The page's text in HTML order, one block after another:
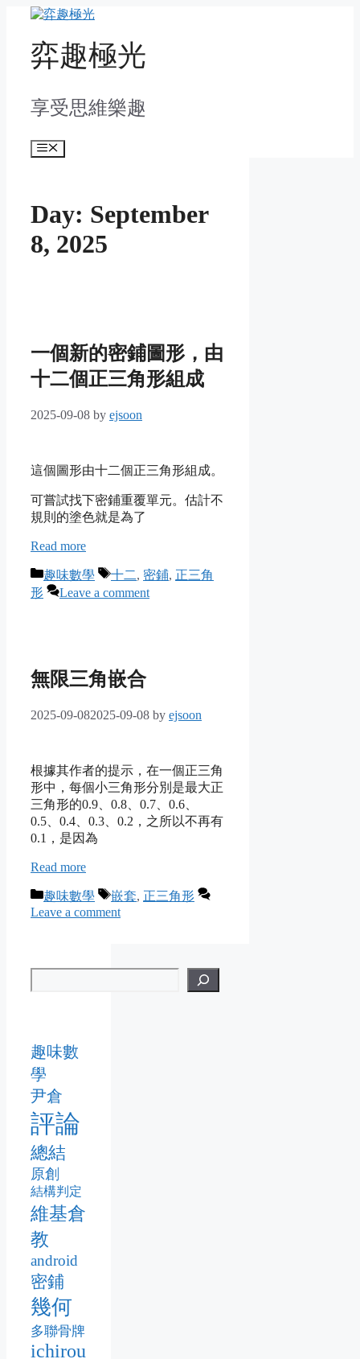
content弈趣極光
享受思維樂趣
Menu
Day: September
8, 2025
一個新的密鋪圖形，由
十二個正三角形組成
2025-09-08 by ejsoon
這個圖形由十二個正三角形組成。
可嘗試找下密鋪重覆單元。估計不
規則的塗色就是為了
Read more
Categories
趣味數學 Tags
十二, 密鋪, 正三角
形
Leave a comment
無限三角嵌合
2025-09-082025-09-08 by ejsoon
根據其作者的提示，在一個正三角
形中，每個小三角形分別是最大正
三角形的0.9、0.8、0.7、0.6、
0.5、0.4、0.3、0.2，之所以不再有
0.1，是因為
Read more
Categories
趣味數學 Tags
嵌套, 正三角形
Leave a comment
趣味數
學
尹倉
評論
總結
原創
結構判定
維基倉
教
android
密鋪
幾何
多聯骨牌
ichirou